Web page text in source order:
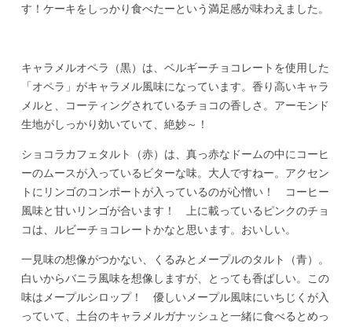
す！ケーキをしっかり食べたーという満足感が味わえました。
キャラメルオペラ（黒）は、ベルギーチョコレートを使用した
「オペラ」がキャラメル風味になっています。香り高いキャラ
メルと、コーティングされているチョコの香しさ。アーモンド
生地がしっかり効いていて、絶妙～！
ショコラカフェタルト（赤）は、真っ赤なドームの中にコーヒ
ーのムースが入っているビターな味。大人ですねー。アクセン
トにリンゴのコンポートが入っているのが心憎い！ コーヒー
風味と甘いリンゴが合います！ 上に載っているピンクのチョ
コは、ルビーチョコレートかなと思います。おいしい。
一見味の想像がつかない、くるみとメープルのタルト（青）。
白いからバニラ風味を想像しますが、とっても香ばしい。この
味はメープルシロップ！ 優しいメープル風味にいちじくが入
っていて、土台のキャラメルガナッシュと一緒に食べるとめっ